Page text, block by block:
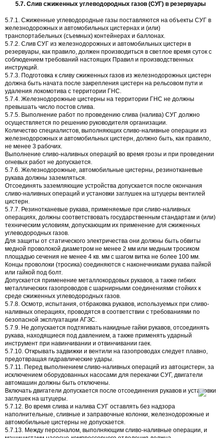
5.7. Слив сжиженных углеводородных газов (СУГ) в резервуары
5.7.1. Сжиженные углеводородные газы поставляются на объекты СУГ в
железнодорожных и автомобильных цистернах и (или)
транспортабельных (съемных) контейнерах и баллонах.
5.7.2. Слив СУГ из железнодорожных и автомобильных цистерн в
резервуары, как правило, должен производиться в светлое время суток с
соблюдением требований настоящих Правил и производственных
инструкций.
5.7.3. Подготовка к сливу сжиженных газов из железнодорожных цистерн
должна быть начата после закрепления цистерн на рельсовом пути и
удаления локомотива с территории ГНС.
5.7.4. Железнодорожные цистерны на территории ГНС не должны
превышать число постов слива.
5.7.5. Выполнение работ по проведению слива (налива) СУГ должно
осуществляется по решению руководителя организации.
Количество специалистов, выполняющих сливо-наливные операции из
железнодорожных и автомобильных цистерн, должно быть, как правило,
не менее 3 рабочих.
Выполнение сливо-наливных операций во время грозы и при проведении
огневых работ не допускается.
5.7.6. Железнодорожные, автомобильные цистерны, резинотканевые
рукава должны заземляться.
Отсоединять заземляющие устройства допускается после окончания
сливо-наливных операций и установки заглушек на штуцеры вентилей
цистерн.
5.7.7. Резинотканевые рукава, применяемые при сливо-наливных
операциях, должны соответствовать государственным стандартам и (или)
техническим условиям, допускающим их применение для сжиженных
углеводородных газов.
Для защиты от статического электричества они должны быть обвиты
медной проволокой диаметром не менее 2 мм или медным тросиком
площадью сечения не менее 4 кв. мм с шагом витка не более 100 мм.
Концы проволоки (тросика) соединяются с наконечниками рукава пайкой
или гайкой под болт.
Допускается применение металлокордовых рукавов, а также гибких
металлических газопроводов с шарнирными соединениями стойких к
среде сжиженных углеводородных газов.
5.7.8. Осмотр, испытания, отбраковка рукавов, используемых при сливо-
наливных операциях, проводятся в соответствии с требованиями по
безопасной эксплуатации АГЗС.
5.7.9. Не допускается подтягивать накидные гайки рукавов, отсоединять
рукава, находящиеся под давлением, а также применять ударный
инструмент при навинчивании и отвинчивании гаек.
5.7.10. Открывать задвижки и вентили на газопроводах следует плавно,
предотвращая гидравлические удары.
5.7.11. Перед выполнением сливо-наливных операций из автоцистерн, за
исключением оборудованных насосами для перекачки СУГ, двигатели
автомашин должны быть отключены.
Включать двигатели допускается после отсоединения рукавов и установки
заглушек на штуцеры.
5.7.12. Во время слива и налива СУГ оставлять без надзора
наполнительные, сливные и заправочные колонки, железнодорожные и
автомобильные цистерны не допускается.
5.7.13. Между персоналом, выполняющим сливо-наливные операции, и